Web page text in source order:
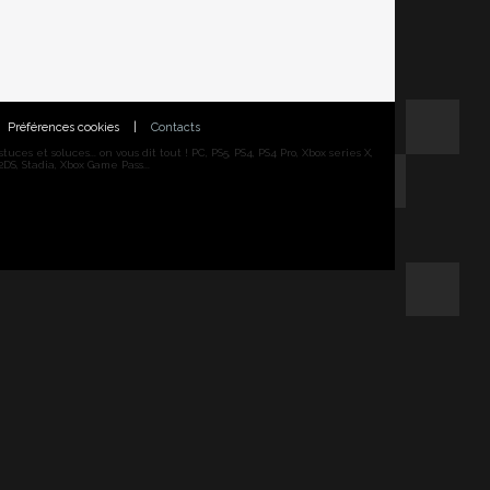
Préférences cookies Contacts
et soluces... on vous dit tout ! PC, PS5, PS4, PS4 Pro, Xbox series X,
Stadia, Xbox Game Pass...